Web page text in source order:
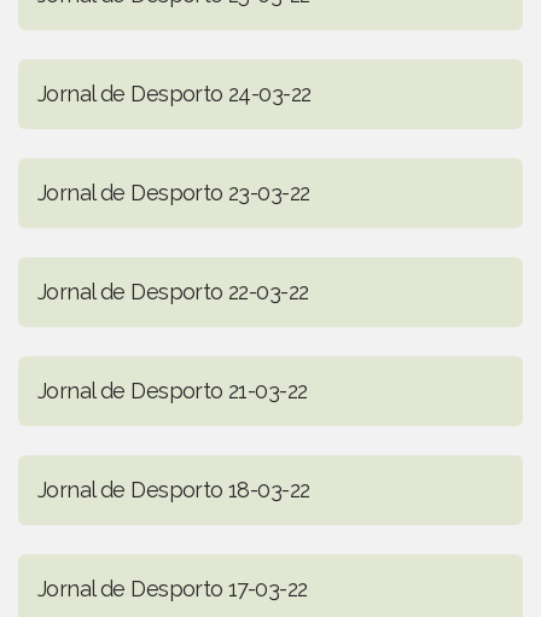
Jornal de Desporto 24-03-22
Jornal de Desporto 23-03-22
Jornal de Desporto 22-03-22
Jornal de Desporto 21-03-22
Jornal de Desporto 18-03-22
Jornal de Desporto 17-03-22